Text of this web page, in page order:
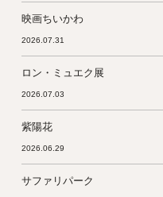
映画ちいかわ
2026.07.31
ロン・ミュエク展
2026.07.03
紫陽花
2026.06.29
サファリパーク